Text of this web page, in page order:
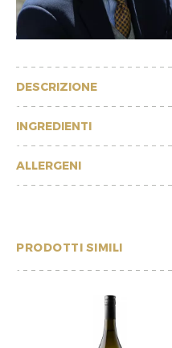
DESCRIZIONE
INGREDIENTI
ALLERGENI
PRODOTTI SIMILI